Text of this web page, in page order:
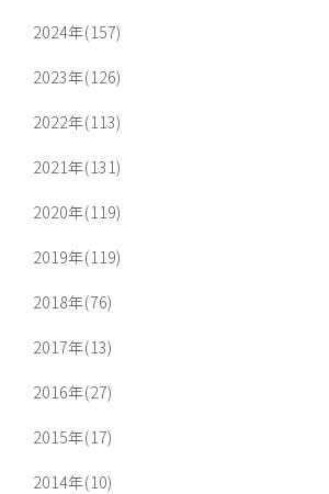
2024年(157)
2023年(126)
2022年(113)
2021年(131)
2020年(119)
2019年(119)
2018年(76)
2017年(13)
2016年(27)
2015年(17)
2014年(10)